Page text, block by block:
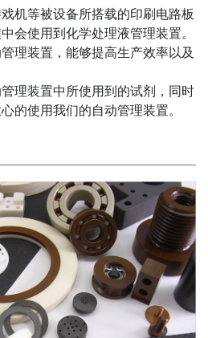
机等被设备所搭载的印刷电路板
会使用到化学处理液管理装置。
理装置，能够提高生产效率以及
理装置中所使用到的试剂，同时
的使用我们的自动管理装置。